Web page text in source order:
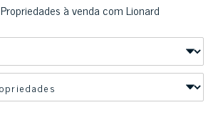
Propriedades à venda com Lionard